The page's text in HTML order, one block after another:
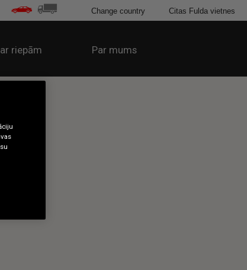
riepām Par mums
Change country Citas Fulda vietnes